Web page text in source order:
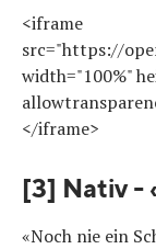
<iframe
src="https://
width="100%"
</iframe>
[3] Nativ -
«Noch nie ein